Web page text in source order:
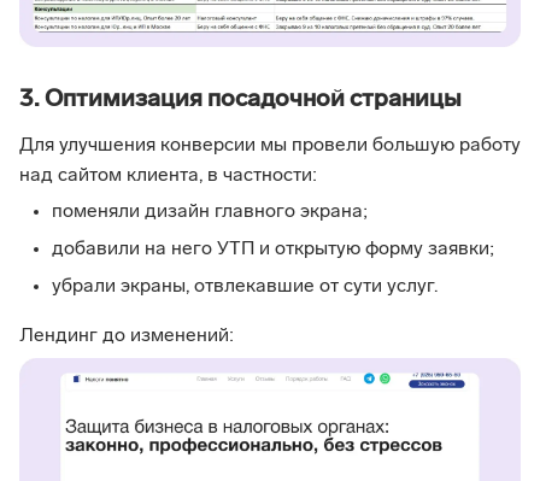
3. Оптимизация посадочной страницы
Для улучшения конверсии мы провели большую работу
над сайтом клиента, в частности:
поменяли дизайн главного экрана;
добавили на него УТП и открытую форму заявки;
убрали экраны, отвлекавшие от сути услуг.
Лендинг до изменений: